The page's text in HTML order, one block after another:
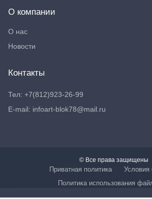
О компании
О нас
Новости
Контакты
Тел: +7(812)923-26-99
E-mail: infoart-blok78@mail.ru
© Все права защищены
Приватная политика
Условия
Политика использования